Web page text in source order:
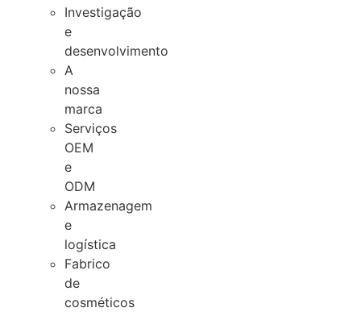
Investigação
e
desenvolvimento
A
nossa
marca
Serviços
OEM
e
ODM
Armazenagem
e
logística
Fabrico
de
cosméticos